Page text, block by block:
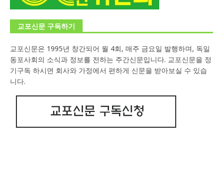
교포신문 구독하기
교포신문은 1995년 창간되어 월 4회, 매주 금요일 발행하며, 독일
동포사회의 소식과 정보를 전하는 주간신문입니다. 교포신문을 정
기구독 하시면 회사와 가정에서 편하게 신문을 받아보실 수 있습
니다.